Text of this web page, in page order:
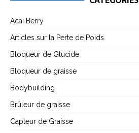
Acai Berry
Articles sur la Perte de Poids
Bloqueur de Glucide
Bloqueur de graisse
Bodybuilding
Brûleur de graisse
Capteur de Graisse